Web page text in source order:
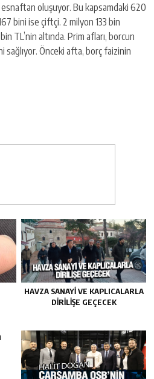
oluşuyor. Bu kapsamdaki 620
bini ise çiftçi. 2 milyon 133 bin
TL’nin altında. Prim afları, borcun
sağlıyor. Önceki afta, borç faizinin
HAVZA SANAYI VE KAPLICALARLA
DIRILIŞE GEÇECEK